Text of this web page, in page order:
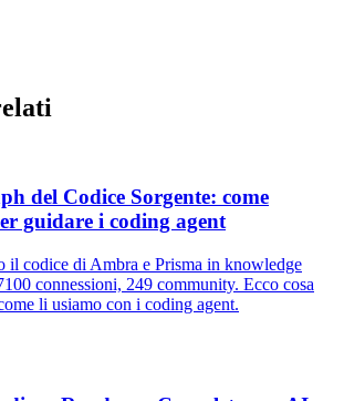
del Codice Sorgente: come
guidare i coding agent
il codice di Ambra e Prisma in knowledge
connessioni, 249 community. Ecco cosa
li usiamo con i coding agent.